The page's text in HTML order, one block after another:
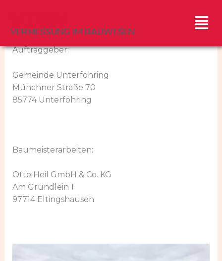
springen
VERMESSUNG IM BAUWESEN
Menü
Auftraggeber:
Gemeinde Unterföhring
Münchner Straße 70
85774 Unterföhring
Baumeisterarbeiten:
Otto Heil GmbH & Co. KG
Am Gründlein 1
97714 Eltingshausen